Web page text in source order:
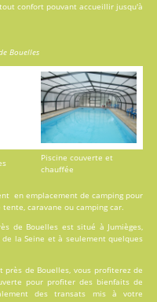
confort pouvant accueillir jusqu'à
Bouelles
Piscine couverte et
chauffée
en emplacement de camping pour
caravane ou camping car.
de Bouelles est situé à Jumièges,
la Seine et à seulement quelques
de Bouelles, vous profiterez de
pour profiter des bienfaits de
des transats mis à votre